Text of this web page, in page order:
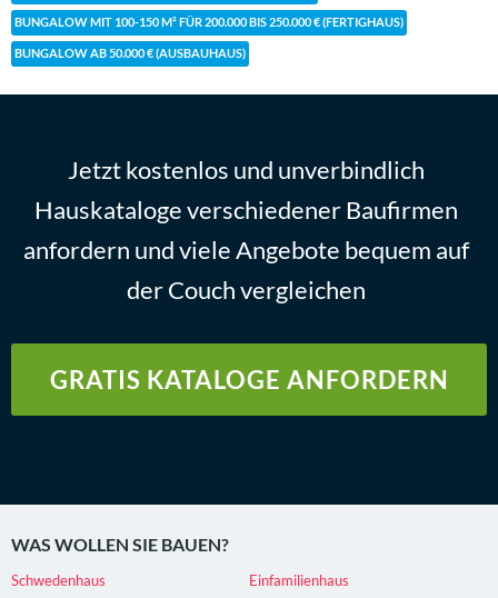
BUNGALOW MIT 100-150 M² FÜR 200.000 BIS 250.000 € (FERTIGHAUS)
BUNGALOW AB 50.000 € (AUSBAUHAUS)
Jetzt kostenlos und unverbindlich
Hauskataloge verschiedener Baufirmen
anfordern und viele Angebote bequem auf
der Couch vergleichen
GRATIS KATALOGE ANFORDERN
WAS WOLLEN SIE BAUEN?
Schwedenhaus
Einfamilienhaus